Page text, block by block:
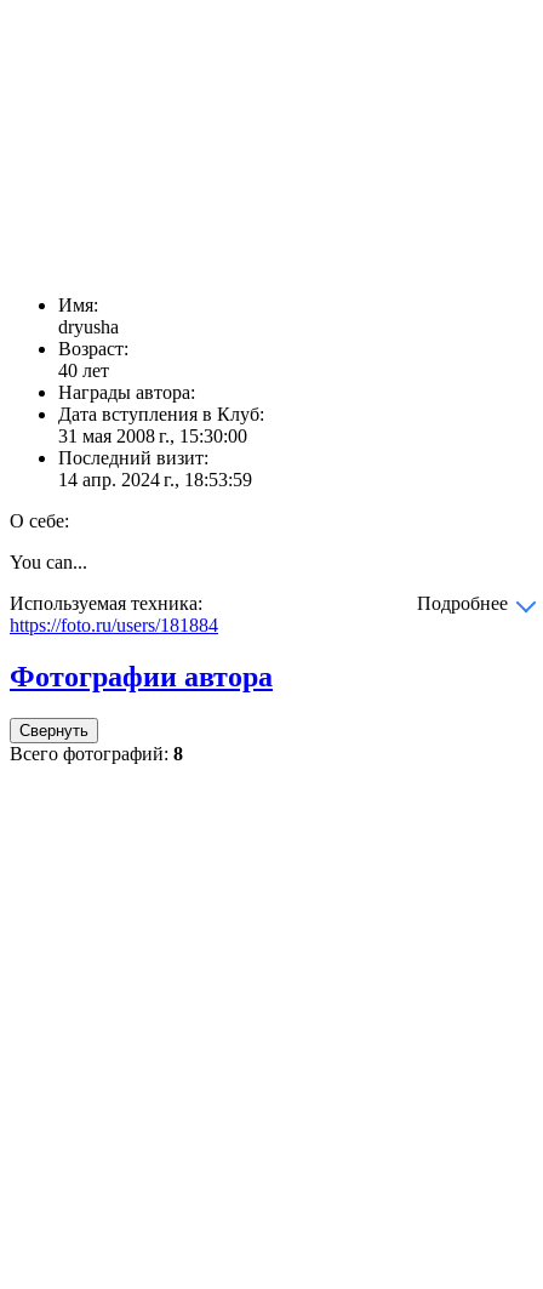
Имя:
dryusha
Возраст:
40 лет
Награды автора:
Дата вступления в Клуб:
31 мая 2008 г., 15:30:00
Последний визит:
14 апр. 2024 г., 18:53:59
О себе:
You can...
Используемая техника:
Подробнее
https://foto.ru/users/181884
Фотографии автора
Свернуть
Всего фотографий: 8